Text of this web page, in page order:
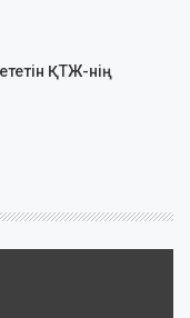
ҚТЖ-нің